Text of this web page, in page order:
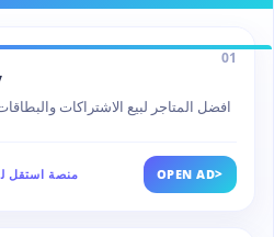
01
افضل المتاجر لبيع الاشتراكات
منصة استقل OPEN AD>